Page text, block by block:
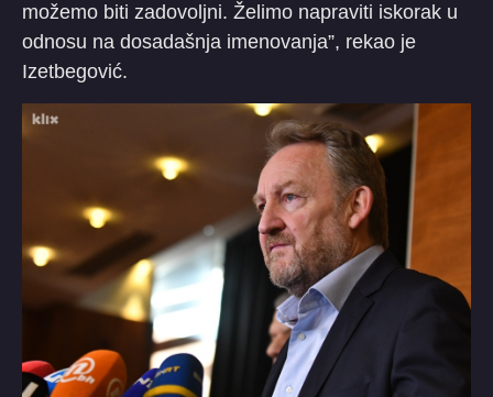
možemo biti zadovoljni. Želimo napraviti iskorak u
odnosu na dosadašnja imenovanja”, rekao je
Izetbegović.